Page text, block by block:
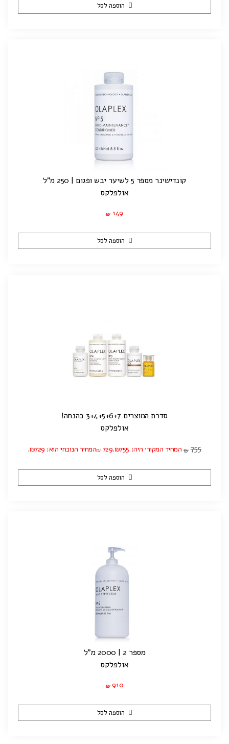
הוספה לסל
קונדישינר מספר 5 לשיער יבש ופגום | 250 מ"ל
אולפלקס
₪ 149
הוספה לסל
סדרת המוצרים 3+4+5+6+7 בהנחה!
אולפלקס
₪ 755 המחיר המקורי היה: ₪755. ₪ 729 המחיר הנוכחי הוא: ₪729.
הוספה לסל
מספר 2 | 2000 מ"ל
אולפלקס
₪ 910
הוספה לסל